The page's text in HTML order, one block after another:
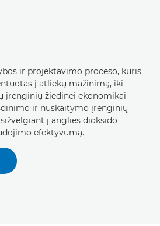
ir projektavimo proceso, kuris
į atliekų mažinimą, iki
įrenginių žiedinei ekonomikai
ir nuskaitymo įrenginių
į anglies dioksido
efektyvumą.